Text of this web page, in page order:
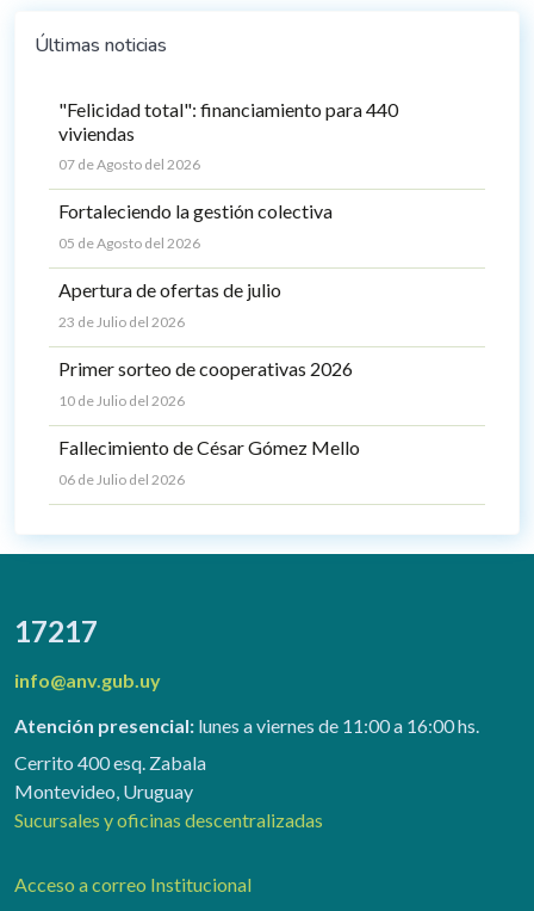
Últimas noticias
"Felicidad total": financiamiento para 440
viviendas
07 de Agosto del 2026
Fortaleciendo la gestión colectiva
05 de Agosto del 2026
Apertura de ofertas de julio
23 de Julio del 2026
Primer sorteo de cooperativas 2026
10 de Julio del 2026
Fallecimiento de César Gómez Mello
06 de Julio del 2026
17217
info@anv.gub.uy
Atención presencial: lunes a viernes de 11:00 a 16:00 hs.
Cerrito 400 esq. Zabala
Montevideo, Uruguay
Sucursales y oficinas descentralizadas
Acceso a correo Institucional